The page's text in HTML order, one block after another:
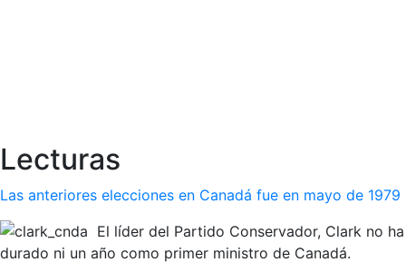
Lecturas
Las anteriores elecciones en Canadá fue en mayo de 1979
El líder del Partido Conservador, Clark no ha
durado ni un año como primer ministro de Canadá.